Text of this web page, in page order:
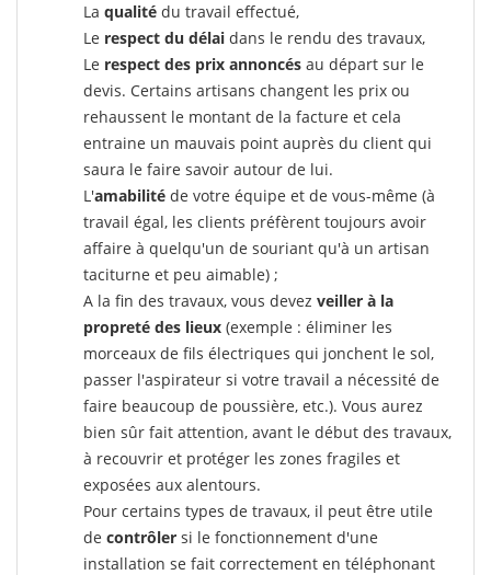
La qualité du travail effectué,
Le respect du délai dans le rendu des travaux,
Le respect des prix annoncés au départ sur le
devis. Certains artisans changent les prix ou
rehaussent le montant de la facture et cela
entraine un mauvais point auprès du client qui
saura le faire savoir autour de lui.
L'amabilité de votre équipe et de vous-même (à
travail égal, les clients préfèrent toujours avoir
affaire à quelqu'un de souriant qu'à un artisan
taciturne et peu aimable) ;
A la fin des travaux, vous devez veiller à la
propreté des lieux (exemple : éliminer les
morceaux de fils électriques qui jonchent le sol,
passer l'aspirateur si votre travail a nécessité de
faire beaucoup de poussière, etc.). Vous aurez
bien sûr fait attention, avant le début des travaux,
à recouvrir et protéger les zones fragiles et
exposées aux alentours.
Pour certains types de travaux, il peut être utile
de contrôler si le fonctionnement d'une
installation se fait correctement en téléphonant